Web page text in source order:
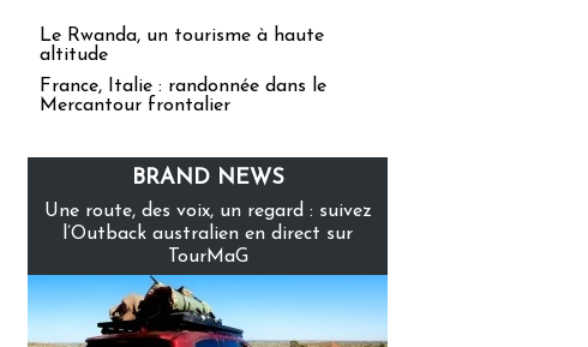
Le Rwanda, un tourisme à haute
altitude
France, Italie : randonnée dans le
Mercantour frontalier
BRAND NEWS
Une route, des voix, un regard : suivez
l’Outback australien en direct sur
TourMaG